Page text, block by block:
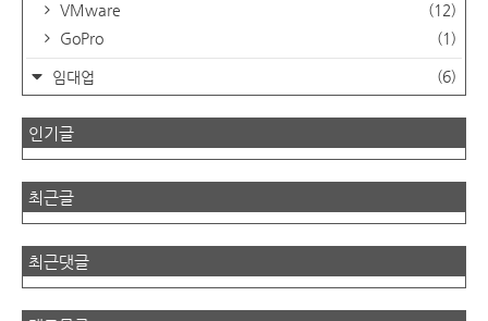
VMware
(12)
GoPro
(1)
임대업 (6)
인기글
최근글
최근댓글